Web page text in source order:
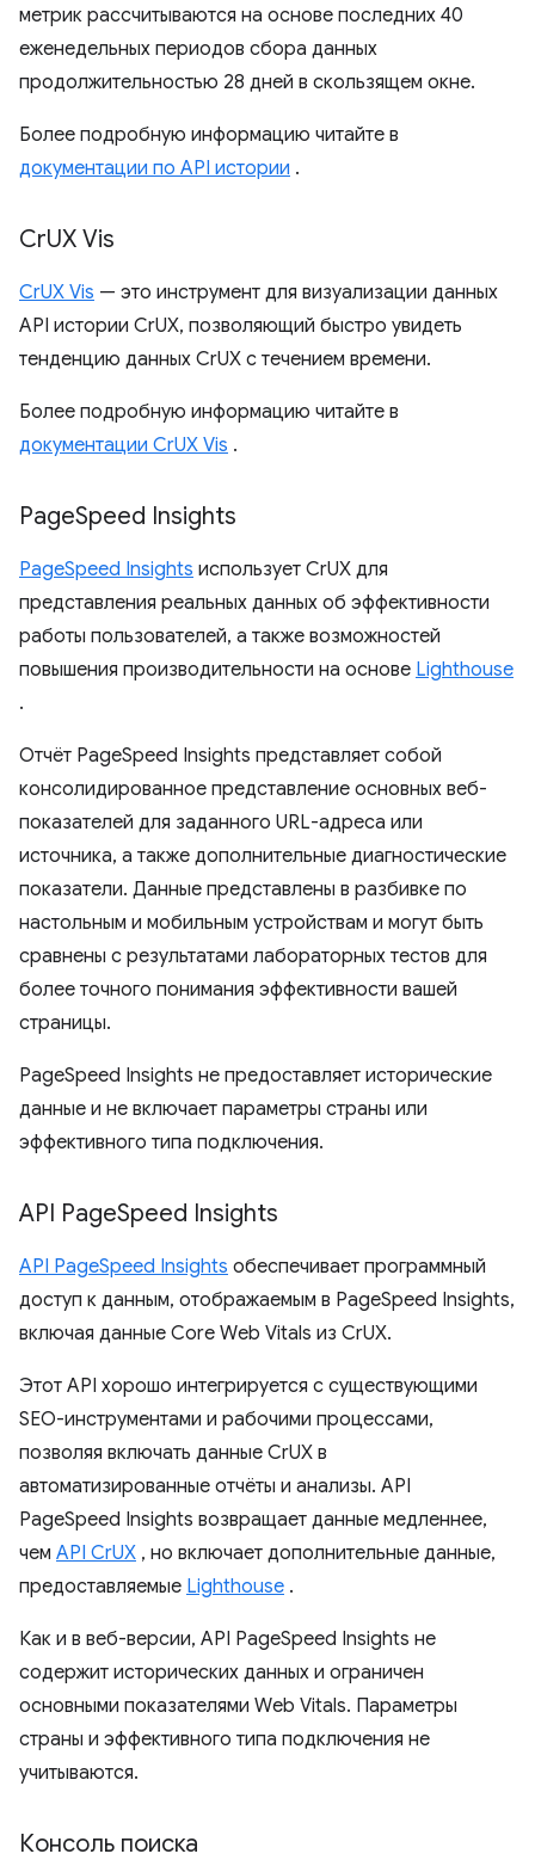
метрик рассчитываются на основе последних 40
еженедельных периодов сбора данных
продолжительностью 28 дней в скользящем окне.
Более подробную информацию читайте в
документации по API истории .
CrUX Vis
CrUX Vis — это инструмент для визуализации данных
API истории CrUX, позволяющий быстро увидеть
тенденцию данных CrUX с течением времени.
Более подробную информацию читайте в
документации CrUX Vis .
PageSpeed ​​Insights
PageSpeed ​​Insights использует CrUX для
представления реальных данных об эффективности
работы пользователей, а также возможностей
повышения производительности на основе Lighthouse
.
Отчёт PageSpeed ​​Insights представляет собой
консолидированное представление основных веб-
показателей для заданного URL-адреса или
источника, а также дополнительные диагностические
показатели. Данные представлены в разбивке по
настольным и мобильным устройствам и могут быть
сравнены с результатами лабораторных тестов для
более точного понимания эффективности вашей
страницы.
PageSpeed ​​Insights не предоставляет исторические
данные и не включает параметры страны или
эффективного типа подключения.
API PageSpeed ​​Insights
API PageSpeed ​​Insights обеспечивает программный
доступ к данным, отображаемым в PageSpeed ​​Insights,
включая данные Core Web Vitals из CrUX.
Этот API хорошо интегрируется с существующими
SEO-инструментами и рабочими процессами,
позволяя включать данные CrUX в
автоматизированные отчёты и анализы. API
PageSpeed ​​Insights возвращает данные медленнее,
чем API CrUX , но включает дополнительные данные,
предоставляемые Lighthouse .
Как и в веб-версии, API PageSpeed ​​Insights не
содержит исторических данных и ограничен
основными показателями Web Vitals. Параметры
страны и эффективного типа подключения не
учитываются.
Консоль поиска